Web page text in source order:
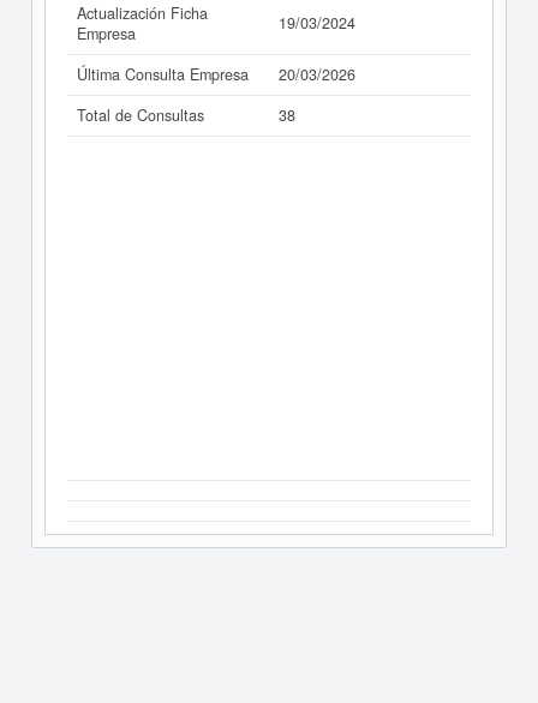
Actualización Ficha
Empresa
19/03/2024
Última Consulta Empresa
20/03/2026
Total de Consultas
38